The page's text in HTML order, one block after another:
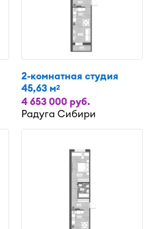
2-комнатная студия
45,63 м2
4 653 000 руб.
Радуга Сибири